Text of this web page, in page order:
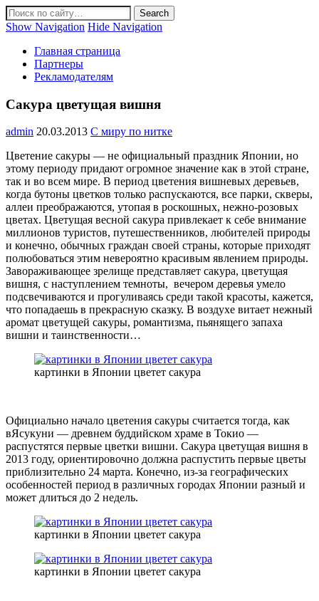
Show Navigation Hide Navigation
Главная страница
Партнеры
Рекламодателям
Сакура цветущая вишня
admin 20.03.2013 С миру по нитке
Цветение сакуры — не официальный праздник Японии, но
этому периоду придают огромное значение как в этой стране,
так и во всем мире. В период цветения вишневых деревьев,
когда бутоны цветков только распускаются, все парки, скверы,
аллеи преображаются, утопая в роскошных, нежно-розовых
цветах. Цветущая весной сакура привлекает к себе внимание
миллионов туристов, путешественников, любителей природы
и конечно, обычных граждан своей страны, которые приходят
полюбоваться этим невероятно красивым явлением природы.
Завораживающее зрелище представляет сакура, цветущая
вишня, с наступлением темноты, вечером деревья умело
подсвечиваются и прогуливаясь среди такой красоты, кажется,
что попадаешь в прекрасную сказку. В воздухе витает нежный
аромат цветущей сакуры, романтизма, пьянящего запаха
вишни и таинственности…
картинки в Японии цветет сакура
Официально начало цветения сакуры считается тогда, как
вЯсукуни — древнем буддийском храме в Токио —
распустятся первые цветки вишни. Сакура цветущая вишня в
2013 году, ориентировочно должна распустить первые цветы
приблизительно 24 марта. Конечно, из-за географических
особенностей период в различных городах Японии разный и
может длиться до 2 недель.
картинки в Японии цветет сакура
картинки в Японии цветет сакура